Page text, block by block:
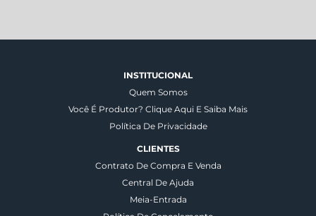
INSTITUCIONAL
Quem Somos
Você É Produtor? Clique Aqui E Saiba Mais
Política De Privacidade
CLIENTES
Contrato De Compra E Venda
Central De Ajuda
Meia-Entrada